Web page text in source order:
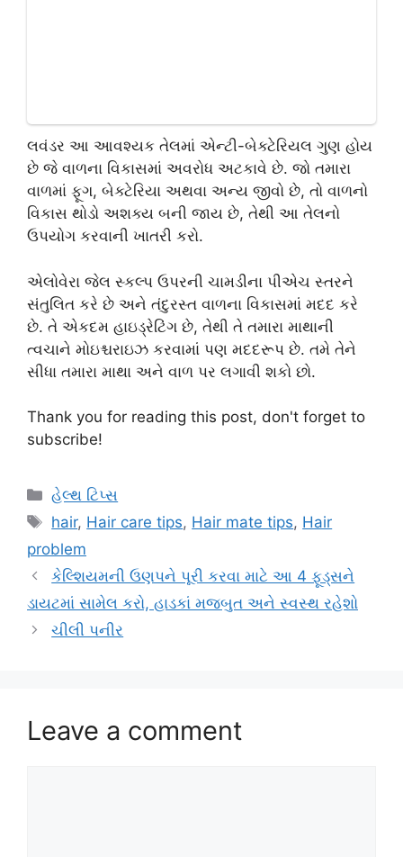
લવંડર આ આવશ્યક તેલમાં એન્ટી-બેક્ટેરિયલ ગુણ હોય
છે જે વાળના વિકાસમાં અવરોધ અટકાવે છે. જો તમારા
વાળમાં ફૂગ, બેક્ટેરિયા અથવા અન્ય જીવો છે, તો વાળનો
વિકાસ થોડો અશક્ય બની જાય છે, તેથી આ તેલનો
ઉપયોગ કરવાની ખાતરી કરો.
એલોવેરા જેલ સ્કલ્પ ઉપરની ચામડીના પીએચ સ્તરને
સંતુલિત કરે છે અને તંદુરસ્ત વાળના વિકાસમાં મદદ કરે
છે. તે એકદમ હાઇડ્રેટિંગ છે, તેથી તે તમારા માથાની
ત્વચાને મોઇશ્ચરાઇઝ કરવામાં પણ મદદરૂપ છે. તમે તેને
સીધા તમારા માથા અને વાળ પર લગાવી શકો છો.
Thank you for reading this post, don't forget to
subscribe!
Categories
હેલ્થ ટિપ્સ
Tags
hair, Hair care tips, Hair mate tips, Hair
problem
કેલ્શિયમની ઉણપને પૂરી કરવા માટે આ 4 ફૂડ્સને
ડાયટમાં સામેલ કરો, હાડકાં મજબુત અને સ્વસ્થ રહેશો
ચીલી પનીર
Leave a comment